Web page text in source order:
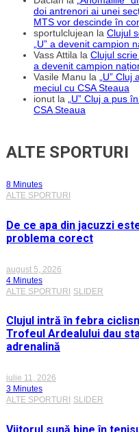
doi antrenori ai unei
MTS vor descinde în
sportulclujean la Clujul
„U” a devenit campion
Vass Attila la Clujul
a devenit campion
Vasile Manu la „U” Cluj
meciul cu CSA Steaua
ionut la „U” Cluj a pus
CSA Steaua
ALTE SPORTURI
8 Minutes
ALTE SPORTURI
De ce apa din jacuzzi
problema corect
august 5, 2026
4 Minutes
ALTE SPORTURI SLIDER
Clujul intră în febra
Trofeul Ardealului dau
adrenalină
iulie 11, 2026
3 Minutes
ALTE SPORTURI
SLIDER